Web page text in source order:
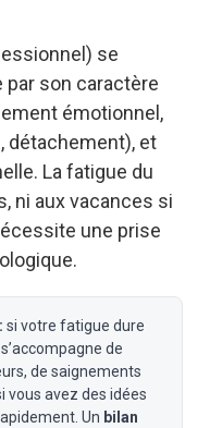
se
son caractère
émotionnel,
détachement), et
La fatigue du
ni aux vacances si
une prise
si votre fatigue dure
de
de saignements
vous avez des idées
Un bilan